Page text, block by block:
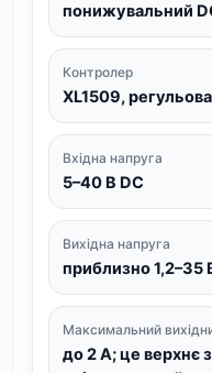
понижувальний
Контролер
XL1509,
Вхідна напруга
5–40 В DC
Вихідна напруга
приблизно 1,2–35
Максимальний
до 2 А; це верхнє